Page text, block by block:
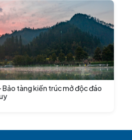
Bảo tàng kiến trúc mở độc đáo